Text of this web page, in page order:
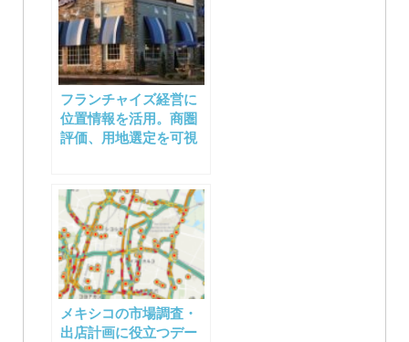
フランチャイズ経営に
位置情報を活用。商圏
評価、用地選定を可視
メキシコの市場調査・
出店計画に役立つデー